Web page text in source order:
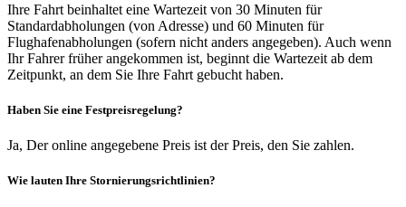
Ihre Fahrt beinhaltet eine Wartezeit von 30 Minuten für
Standardabholungen (von Adresse) und 60 Minuten für
Flughafenabholungen (sofern nicht anders angegeben). Auch wenn
Ihr Fahrer früher angekommen ist, beginnt die Wartezeit ab dem
Zeitpunkt, an dem Sie Ihre Fahrt gebucht haben.
Haben Sie eine Festpreisregelung?
Ja, Der online angegebene Preis ist der Preis, den Sie zahlen.
Wie lauten Ihre Stornierungsrichtlinien?